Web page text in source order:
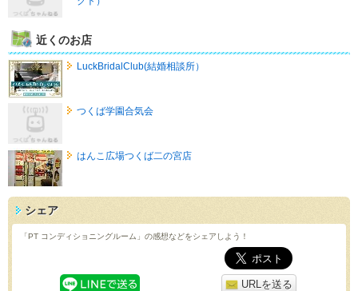
近くのお店
LuckBridalClub(結婚相談所）
つくば学園合気会
はんこ広場つくば二の宮店
シェア
「PT コンディショニングルーム」の感想などをシェアしよう！
URLを送る